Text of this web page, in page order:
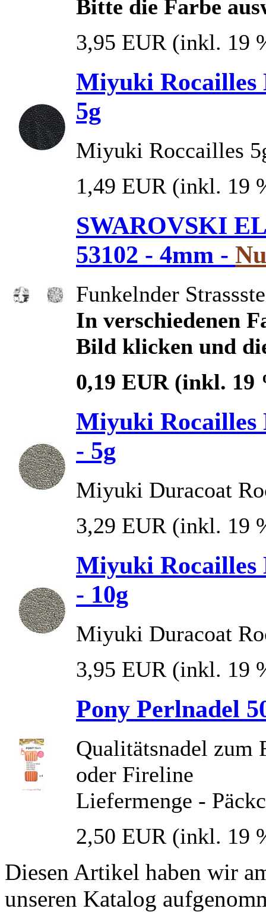
Bitte die Farbe
3,95 EUR (inkl. 19
Miyuki Rocailles
5g
Miyuki Roccailles
1,49 EUR (inkl. 19
SWAROVSKI
53102 - 4mm -
Funkelnder
In verschiedenen
Bild klicken und
0,19 EUR (inkl. 19
Miyuki Rocailles
- 5g
Miyuki Duracoat
3,29 EUR (inkl. 19
Miyuki Rocailles
- 10g
Miyuki Duracoat
3,95 EUR (inkl. 19
Pony Perlnadel
Qualitätsnadel zum
oder Fireline
Liefermenge -
2,50 EUR (inkl. 19
Diesen Artikel haben wir
unseren Katalog